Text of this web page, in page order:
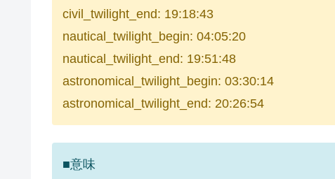
civil_twilight_end: 19:18:43
nautical_twilight_begin: 04:05:20
nautical_twilight_end: 19:51:48
astronomical_twilight_begin: 03:30:14
astronomical_twilight_end: 20:26:54
■意味